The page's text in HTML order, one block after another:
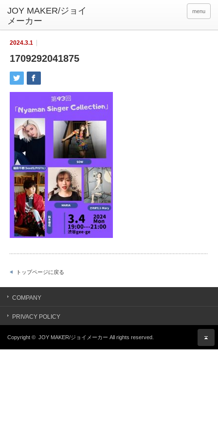
menu
2024.3.1
1709292041875
トップページに戻る
COMPANY
PRIVACY POLICY
Copyright © JOY MAKER/ジョイメーカー All rights reserved.